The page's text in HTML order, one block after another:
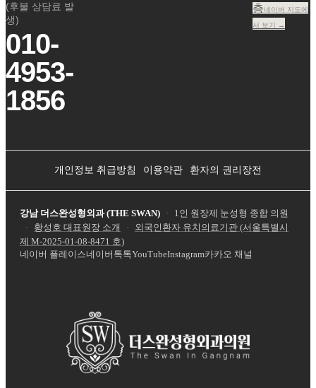
(후불 상담료 발
생)
010-
4953-
1856
층네이버 지도에
서 보기 →
개인정보 취급방침 이용약관 환자의 권리장전
강남 더스완성형외과 (THE SWAN) ·
1인 원장제 눈성형 종합 의원
·
황성호 대표원장 소개 ·
외국인환자 유치의료기관 (서울특별시
제 M-2025-01-08-8471 호)
네이버 플레이스네이버톡톡YouTubeInstagram카카오 채널